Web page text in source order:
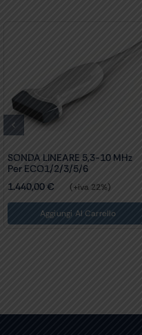
MICRO CONVEX 6 MHz
ECO1/2/3/5/6
€ (+iva 22%)
Aggiungi Al Carrello